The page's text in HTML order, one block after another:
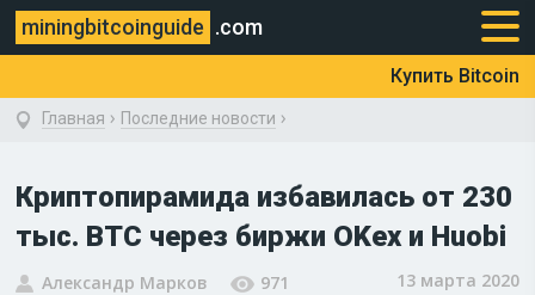
miningbitcoinguide .com
Купить Bitcoin
Главная › Последние новости ›
Криптопирамида избавилась от 230
тыс. BTC через биржи OKex и Huobi
Александр Марков 971 13 марта 2020